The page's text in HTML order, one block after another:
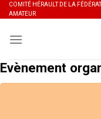
Skip
to
content
COMITÉ HÉRAULT DE LA
AMATEUR
Evènement